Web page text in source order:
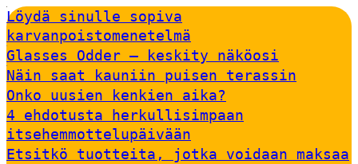
Löydä sinulle sopiva
karvanpoistomenetelmä
Glasses Odder – keskity näköosi
Näin saat kauniin puisen terassin
Onko uusien kenkien aika?
4 ehdotusta herkullisimpaan
itsehemmottelupäivään
Etsitkö tuotteita, jotka voidaan maksaa